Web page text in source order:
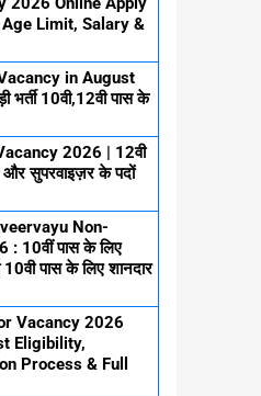
Limit, Salary &
in August
10वी,12वी पास के
2026 | 12वी
और सुपरवाइज़र के पदों
Non-
10वीं पास के लिए
पास के लिए शानदार
Vacancy 2026
Eligibility,
Process & Full